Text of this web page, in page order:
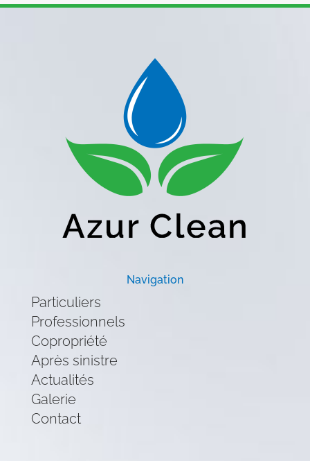
Navigation
Particuliers
Professionnels
Copropriété
Après sinistre
Actualités
Galerie
Contact